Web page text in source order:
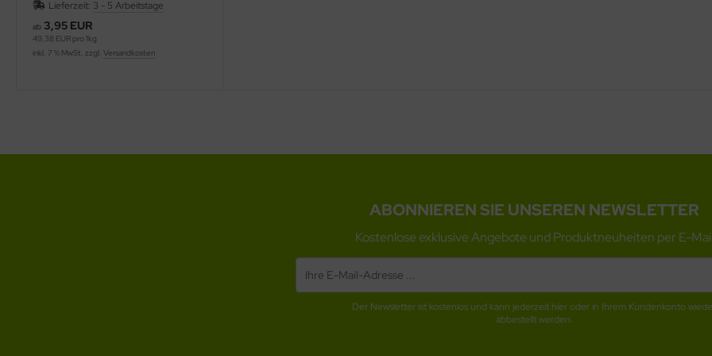
Lieferzeit: 3 - 5 Arbeitstage
ab 3,95 EUR
49,38 EUR pro 1kg
inkl. 7 % MwSt. zzgl. Versandkosten
ABONNIEREN SIE UNSEREN NEWSLETTER
Kostenlose exklusive Angebote und Produktneuheiten per E-
Der Newsletter ist kostenlos und kann jederzeit hier oder in Ihrem Kundenkonto
abbestellt werden.